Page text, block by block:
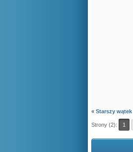
« Starszy wątek
Strony (2): 1